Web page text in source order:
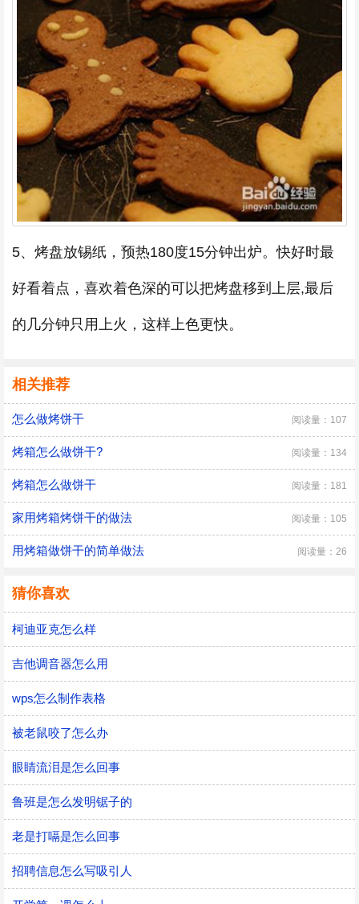
5、烤盘放锡纸，预热180度15分钟出炉。快好时最
好看着点，喜欢着色深的可以把烤盘移到上层,最后
的几分钟只用上火，这样上色更快。
相关推荐
怎么做烤饼干 阅读量：107
烤箱怎么做饼干? 阅读量：134
烤箱怎么做饼干 阅读量：181
家用烤箱烤饼干的做法 阅读量：105
用烤箱做饼干的简单做法 阅读量：26
猜你喜欢
柯迪亚克怎么样
吉他调音器怎么用
wps怎么制作表格
被老鼠咬了怎么办
眼睛流泪是怎么回事
鲁班是怎么发明锯子的
老是打嗝是怎么回事
招聘信息怎么写吸引人